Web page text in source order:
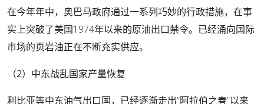
在今年年中，奥巴马政府通过一系列巧妙的行政措施，在事
实上突破了美国1974年以来的原油出口禁令。已经涌向国际
市场的页岩油正在不断充实供应。
（2）中东战乱国家产量恢复
利比亚等中东油气出口国，已经逐渐走出“阿拉伯之春”以来